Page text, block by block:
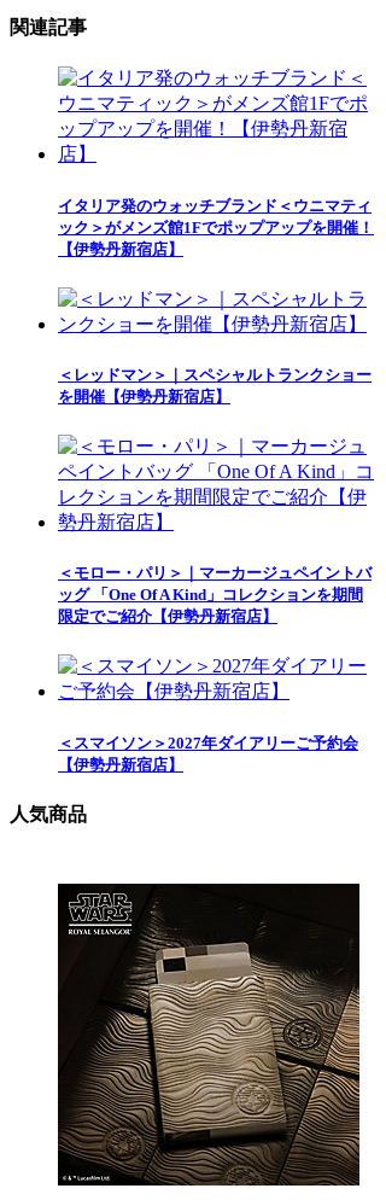
関連記事
イタリア発のウォッチブランド＜ウニマティ
ック＞がメンズ館1Fでポップアップを開催！
【伊勢丹新宿店】
＜レッドマン＞｜スペシャルトランクショー
を開催【伊勢丹新宿店】
＜モロー・パリ＞｜マーカージュペイントバ
ッグ 「One Of A Kind」コレクションを期間
限定でご紹介【伊勢丹新宿店】
＜スマイソン＞2027年ダイアリーご予約会
【伊勢丹新宿店】
人気商品